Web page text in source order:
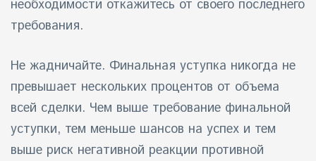
необходимости откажитесь от своего последнего
требования.
Не жадничайте. Финальная уступка никогда не
превышает нескольких процентов от объема
всей сделки. Чем выше требование финальной
уступки, тем меньше шансов на успех и тем
выше риск негативной реакции противной